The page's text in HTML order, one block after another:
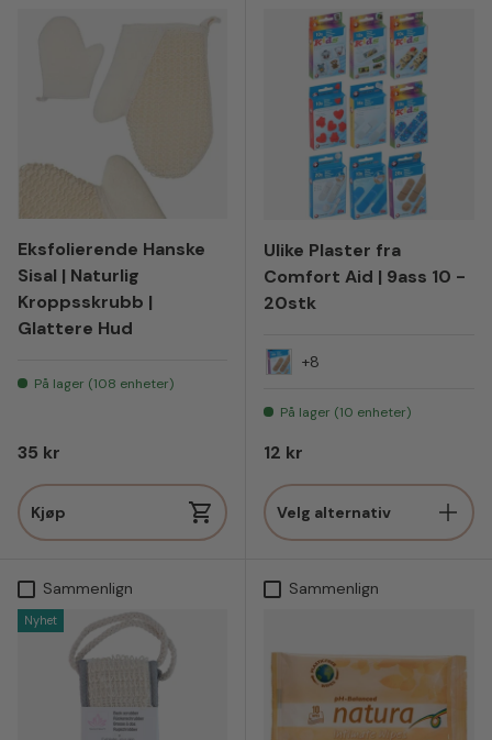
Eksfolierende Hanske
Sisal | Naturlig
Kroppsskrubb |
Glattere Hud
På lager (108 enheter)
Vanlig pris
35 kr
Kjøp
Ulike Plaster fra
Comfort Aid | 9ass 10 -
20stk
+8
På lager (10 enheter)
Vanlig pris
12 kr
Velg alternativ
Sammenlign
Nyhet
Sammenlign